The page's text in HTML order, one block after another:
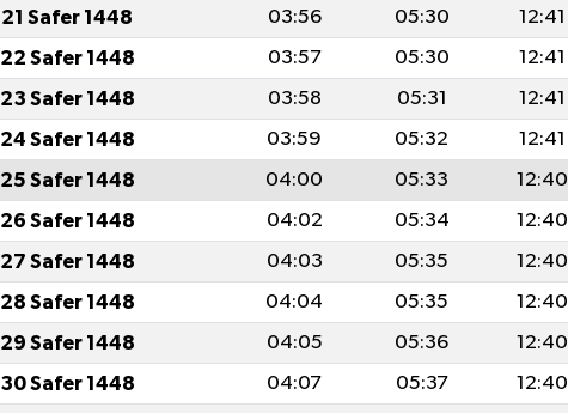
21 Safer 1448 03:56 05:30 12:41
22 Safer 1448 03:57 05:30 12:41
23 Safer 1448 03:58 05:31 12:41
24 Safer 1448 03:59 05:32 12:41
25 Safer 1448 04:00 05:33 12:40
26 Safer 1448 04:02 05:34 12:40
27 Safer 1448 04:03 05:35 12:40
28 Safer 1448 04:04 05:35 12:40
29 Safer 1448 04:05 05:36 12:40
30 Safer 1448 04:07 05:37 12:40